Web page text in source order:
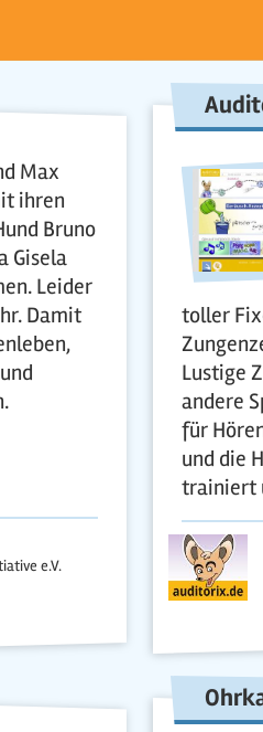
Max
ihren
Bruno
Gisela
Leider
Damit
e.V.
toller
Lustige
andere
für
und die
trainiert